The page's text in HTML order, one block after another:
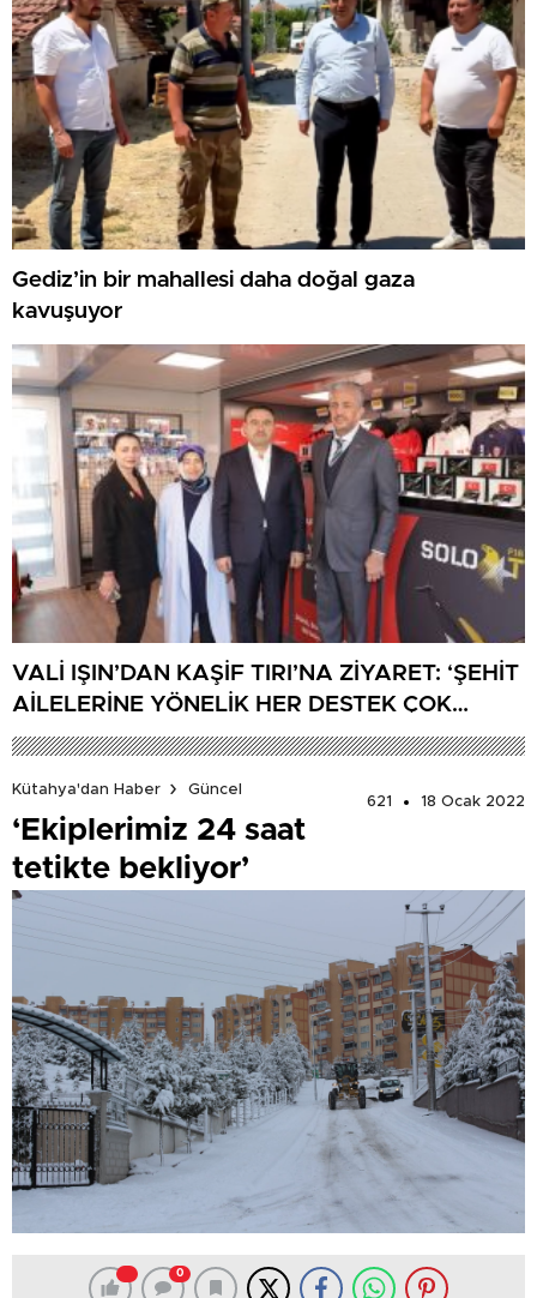
Gediz’in bir mahallesi daha doğal gaza
kavuşuyor
VALİ IŞIN’DAN KAŞİF TIRI’NA ZİYARET: ‘ŞEHİT
AİLELERİNE YÖNELİK HER DESTEK ÇOK
DEĞERLİ’
Kütahya'dan Haber
Güncel
621
18 Ocak 2022
‘Ekiplerimiz 24 saat
tetikte bekliyor’
0